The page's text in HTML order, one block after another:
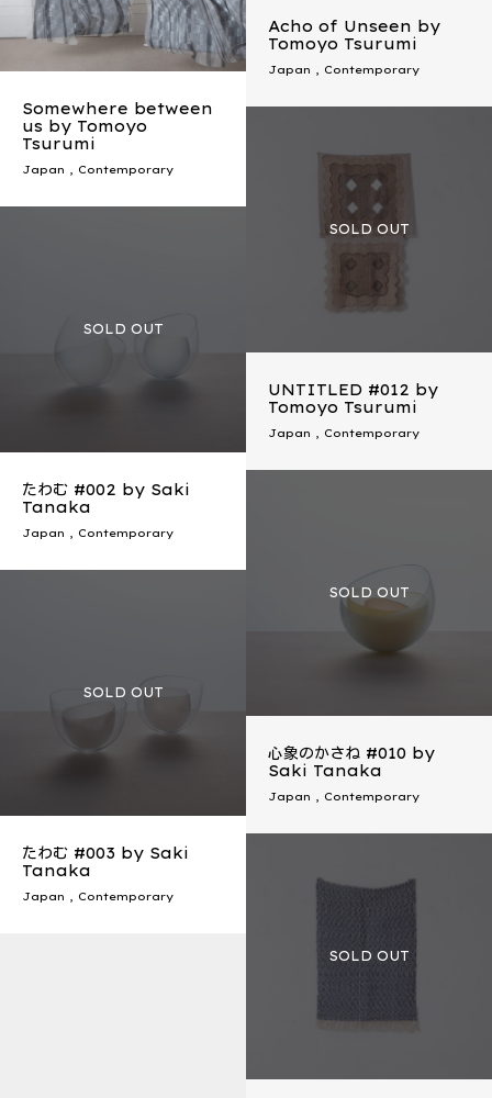
Acho of Unseen by
Tomoyo Tsurumi
Japan , Contemporary
Somewhere between
us by Tomoyo
Tsurumi
Japan , Contemporary
UNTITLED #012 by
Tomoyo Tsurumi
Japan , Contemporary
たわむ #002 by Saki
Tanaka
Japan , Contemporary
心象のかさね #010 by
Saki Tanaka
Japan , Contemporary
たわむ #003 by Saki
Tanaka
Japan , Contemporary